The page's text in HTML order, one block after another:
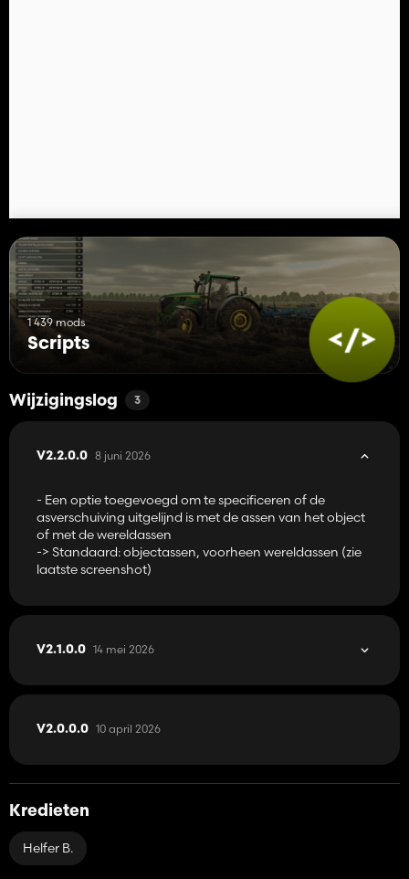
1 439 mods
Scripts
Wijzigingslog 3
V2.2.0.0 8 juni 2026
- Een optie toegevoegd om te specificeren of de
asverschuiving uitgelijnd is met de assen van het object
of met de wereldassen
-> Standaard: objectassen, voorheen wereldassen (zie
laatste screenshot)
V2.1.0.0 14 mei 2026
V2.0.0.0 10 april 2026
Kredieten
Helfer B.